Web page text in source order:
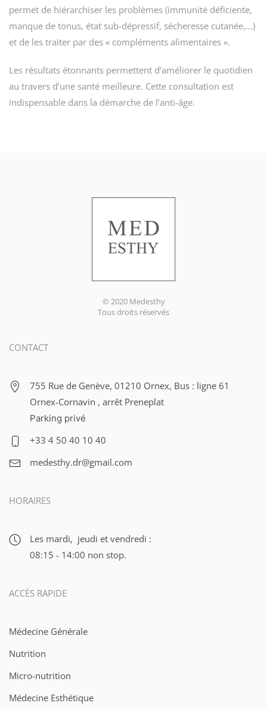
permet de hiérarchiser les problèmes (immunité déficiente,
manque de tonus, état sub-dépressif, sécheresse cutanée,…)
et de les traiter par des « compléments alimentaires ».
Les résultats étonnants permettent d’améliorer le quotidien
au travers d’une santé meilleure. Cette consultation est
indispensable dans la démarche de l’anti-âge.
© 2020 Medesthy
Tous droits réservés
CONTACT
755 Rue de Genève, 01210 Ornex, Bus : ligne 61
Ornex-Cornavin , arrêt Preneplat
Parking privé
+33 4 50 40 10 40
medesthy.dr@gmail.com
HORAIRES
Les mardi, jeudi et vendredi :
08:15 - 14:00 non stop.
ACCÈS RAPIDE
Médecine Générale
Nutrition
Micro-nutrition
Médecine Esthétique